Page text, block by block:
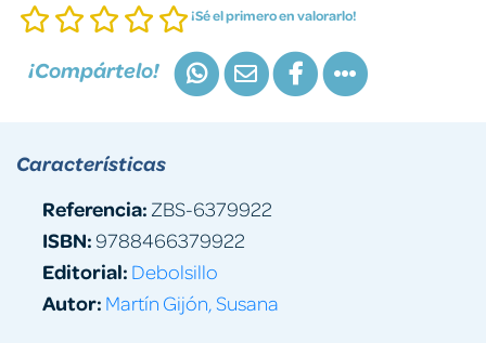
¡Sé el primero en valorarlo!
¡Compártelo!
Características
Referencia: ZBS-6379922
ISBN:9788466379922
Editorial: Debolsillo
Autor: Martín Gijón, Susana